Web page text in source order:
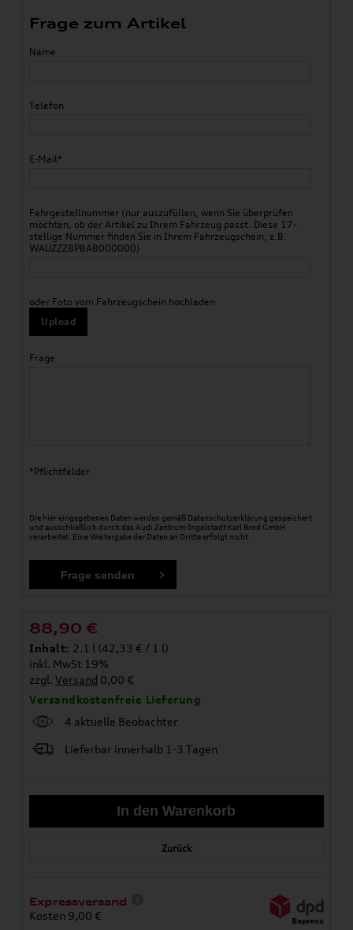
Frage zum Artikel
Name
Telefon
E-Mail*
Fahrgestellnummer (nur auszufüllen, wenn Sie überprüfen
möchten, ob der Artikel zu Ihrem Fahrzeug passt. Diese 17-
stellige Nummer finden Sie in Ihrem Fahrzeugschein, z.B.
WAUZZZ8P8AB000000)
oder Foto vom Fahrzeugschein hochladen
Upload
Frage
*Pflichtfelder
Die hier eingegebenen Daten werden gemäß Datenschutzerklärung gespeichert
und ausschließlich durch das Audi Zentrum Ingolstadt Karl Brod GmbH
verarbeitet. Eine Weitergabe der Daten an Dritte erfolgt nicht.
88,90 €
Inhalt: 2.1 l (42,33 € / 1 l)
inkl. MwSt 19%
zzgl.Versand 0,00 €
Versandkostenfreie Lieferung
4 aktuelle Beobachter
Lieferbar innerhalb 1-3 Tagen
Zurück
Expressversand
Kosten 9,00 €